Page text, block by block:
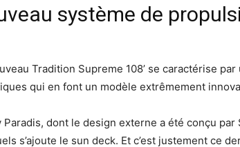
système de
Tradition Supreme 108’ se caractérise
qui en font un modèle extrêmement
Paradis, dont le design externe a été conçu
s’ajoute le sun deck. Et c’est justement ce